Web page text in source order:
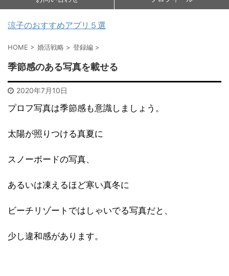
涼子のおすすめアプリ５選
HOME > 婚活戦略 > 登録編 >
季節感のある写真を載せる
2020年7月10日
プロフ写真は季節感も意識しましょう。
太陽が照りつける真夏に
スノーボードの写真、
あるいは凍えるほど寒い真冬に
ビーチリゾートではしゃいでる写真だと、
少し違和感があります。